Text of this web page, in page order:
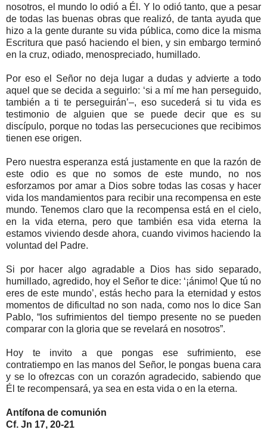
nosotros, el mundo lo odió a Él. Y lo odió tanto, que a pesar
de todas las buenas obras que realizó, de tanta ayuda que
hizo a la gente durante su vida pública, como dice la misma
Escritura que pasó haciendo el bien, y sin embargo terminó
en la cruz, odiado, menospreciado, humillado.
Por eso el Señor no deja lugar a dudas y advierte a todo
aquel que se decida a seguirlo: ‘si a mí me han perseguido,
también a ti te perseguirán’–, eso sucederá si tu vida es
testimonio de alguien que se puede decir que es su
discípulo, porque no todas las persecuciones que recibimos
tienen ese origen.
Pero nuestra esperanza está justamente en que la razón de
este odio es que no somos de este mundo, no nos
esforzamos por amar a Dios sobre todas las cosas y hacer
vida los mandamientos para recibir una recompensa en este
mundo. Tenemos claro que la recompensa está en el cielo,
en la vida eterna, pero que también esa vida eterna la
estamos viviendo desde ahora, cuando vivimos haciendo la
voluntad del Padre.
Si por hacer algo agradable a Dios has sido separado,
humillado, agredido, hoy el Señor te dice: ‘¡ánimo! Que tú no
eres de este mundo’, estás hecho para la eternidad y estos
momentos de dificultad no son nada, como nos lo dice San
Pablo, “los sufrimientos del tiempo presente no se pueden
comparar con la gloria que se revelará en nosotros”.
Hoy te invito a que pongas ese sufrimiento, ese
contratiempo en las manos del Señor, le pongas buena cara
y se lo ofrezcas con un corazón agradecido, sabiendo que
Él te recompensará, ya sea en esta vida o en la eterna.
Antífona de comunión
Cf. Jn 17, 20-21